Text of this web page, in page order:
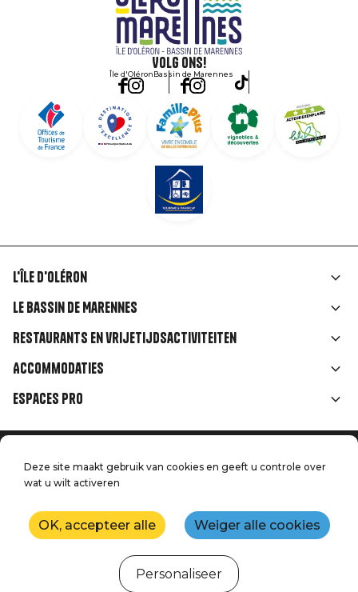
Volg ons!
Île d'OléronBassin de Marennes
Liens
rubriques
L'île d'Oléron
Le Bassin de Marennes
Restaurants en vrijetijdsactiviteiten
Accommodaties
Espaces Pro
Menu
de
Home
Juridische informatie
Druk op
Neem contact met ons op
Kaart
Productie: StudioJuillet
Deze site maakt gebruik van cookies en geeft u controle over
wat u wilt activeren
OK, accepteer alle Weiger alle cookies
Personaliseer